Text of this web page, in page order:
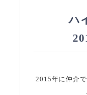
ハ
2015年に仲介